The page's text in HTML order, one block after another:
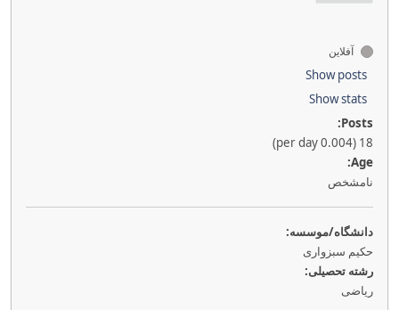
آفلاین
Show posts
Show stats
Posts:
18 (0.004 per day)
Age:
نامشخص
دانشگاه/موسسه:
حکیم سبزواری
رشته تحصیلی:
ریاضی